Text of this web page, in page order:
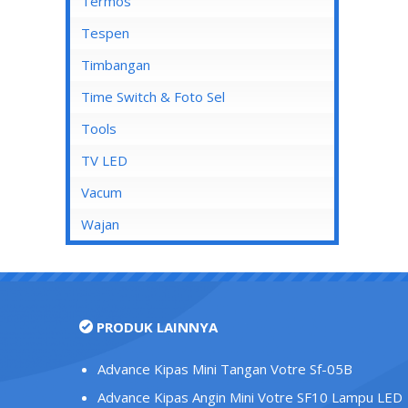
Stop Kontak AC
Stop Kontak CP
Stop Kontak Dinding
Stop Kontak Isi 2
Stop Kontak LAN/Data
Stop Kontak Lantai
Stop Kontak Telepon
Stop Kontak TV/Antena
Tutup Stop Kontak
Tespen
Timbangan
Time Switch & Foto Sel
Tools
TV LED
Vacum
Wajan
PRODUK LAINNYA
Advance Kipas Mini Tangan Votre Sf-05B
Advance Kipas Angin Mini Votre SF10 Lampu LED